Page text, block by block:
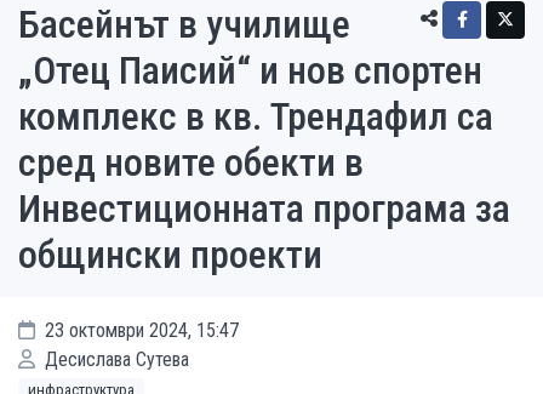
Басейнът в училище
„Отец Паисий“ и нов спортен
комплекс в кв. Трендафил са
сред новите обекти в
Инвестиционната програма за
общински проекти
23 октомври 2024, 15:47
Десислава Сутева
инфраструктура